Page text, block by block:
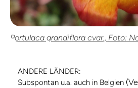
Portulaca grandiflora cvar., Foto:
ANDERE LÄNDER:
Subspontan u.a. auch in Belgien